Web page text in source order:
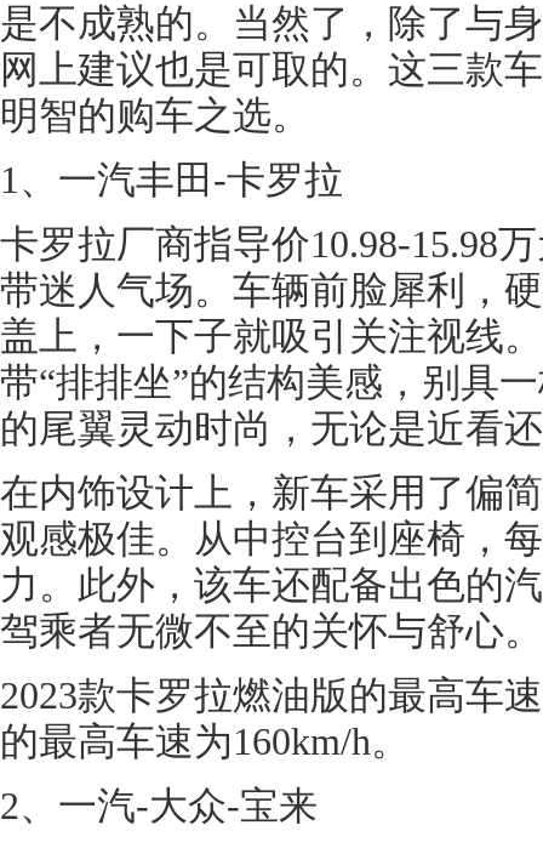
是不成熟的。当然了，除了与
网上建议也是可取的。这三款
明智的购车之选。
1、一汽丰田-卡罗拉
卡罗拉厂商指导价10.98-15.98
带迷人气场。车辆前脸犀利，
盖上，一下子就吸引关注视线
带“排排坐”的结构美感，别具
的尾翼灵动时尚，无论是近看
在内饰设计上，新车采用了偏
观感极佳。从中控台到座椅，
力。此外，该车还配备出色的
驾乘者无微不至的关怀与舒心。
2023款卡罗拉燃油版的最高车
的最高车速为160km/h。
2、一汽-大众-宝来